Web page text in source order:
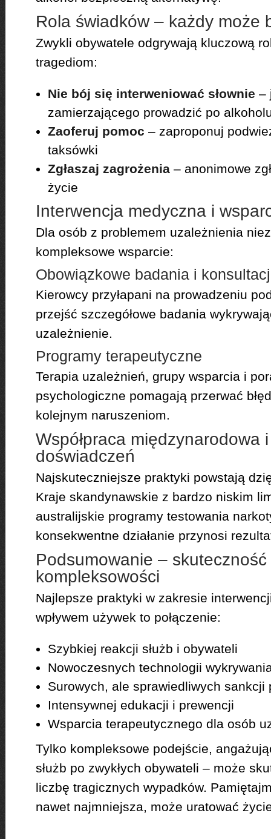
Rola świadków – każdy może
Zwykli obywatele odgrywają kluczową
tragediom:
Nie bój się interweniować słownie –
zamierzającego prowadzić po
Zaoferuj pomoc – zaproponuj
taksówki
Zgłaszaj zagrożenia– anonimowe
życie
Interwencja medyczna i
Dla osób z problemem uzależnienia
kompleksowe wsparcie:
Obowiązkowe badania i
Kierowcy przyłapani na prowadzeniu
przejść szczegółowe badania
uzależnienie.
Programy terapeutyczne
Terapia uzależnień, grupy wsparcia i
psychologiczne pomagają przerwać
kolejnym naruszeniom.
Współpraca międzynarodowa
doświadczeń
Najskuteczniejsze praktyki powstają
Kraje skandynawskie z bardzo niskim
australijskie programy testowania
konsekwentne działanie przynosi
Podsumowanie –
kompleksowości
Najlepsze praktyki w zakresie
wpływem używek to połączenie:
Szybkiej reakcji służb i obywateli
Nowoczesnych technologii
Surowych, ale sprawiedliwych sankcji
Intensywnej edukacji i prewencji
Wsparcia terapeutycznego dla osób
Tylko kompleksowe podejście,
służb po zwykłych obywateli – może
liczbę tragicznych wypadków.
nawet najmniejsza, może uratować